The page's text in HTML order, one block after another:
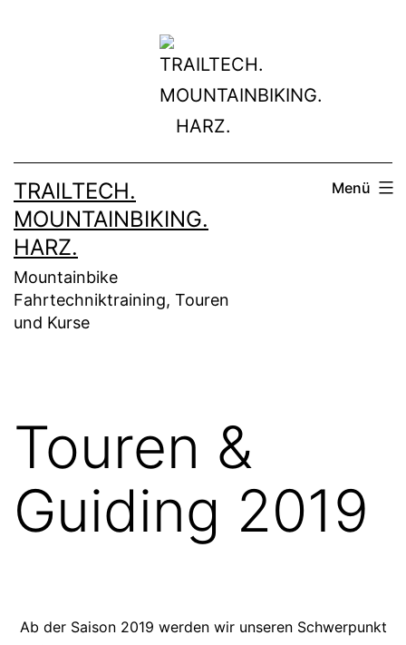
TRAILTECH.
MOUNTAINBIKING.
HARZ.
Mountainbike
Fahrtechniktraining, Touren
und Kurse
Menü
Touren &
Guiding 2019
Ab der Saison 2019 werden wir unseren Schwerpunkt